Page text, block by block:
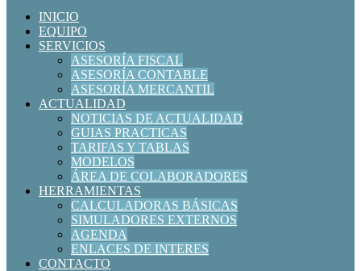
INICIO
EQUIPO
SERVICIOS
ASESORÍA FISCAL
ASESORÍA CONTABLE
ASESORÍA MERCANTIL
ACTUALIDAD
NOTICIAS DE ACTUALIDAD
GUIAS PRACTICAS
TARIFAS Y TABLAS
MODELOS
ÁREA DE COLABORADORES
HERRAMIENTAS
CALCULADORAS BÁSICAS
SIMULADORES EXTERNOS
AGENDA
ENLACES DE INTERES
CONTACTO